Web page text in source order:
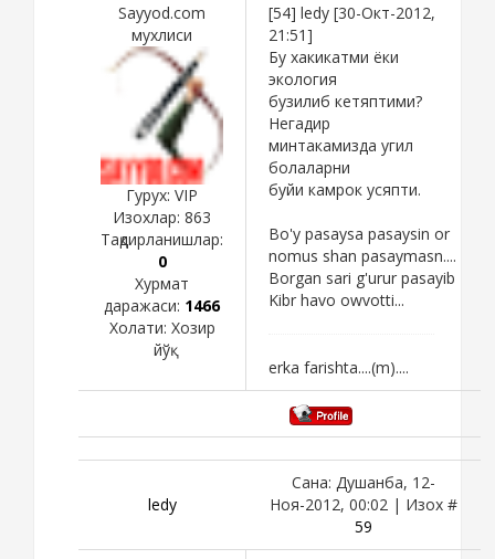
Sayyod.com
мухлиси
Гурух: VIP
Изохлар: 863
Тақдирланишлар:
0
Хурмат
даражаси: 1466
Холати: Хозир
йўқ
[54] ledy [30-Окт-2012,
21:51]
Бу хакикатми ёки
экология
бузилиб кетяптими?
Негадир
минтакамизда угил
болаларни
буйи камрок усяпти.
Bo'y pasaysa pasaysin or
nomus shan pasaymasn....
Borgan sari g'urur pasayib
Kibr havo owvotti...
erka farishta....(m)....
ledy
Сана: Душанба, 12-
Ноя-2012, 00:02 | Изох #
59